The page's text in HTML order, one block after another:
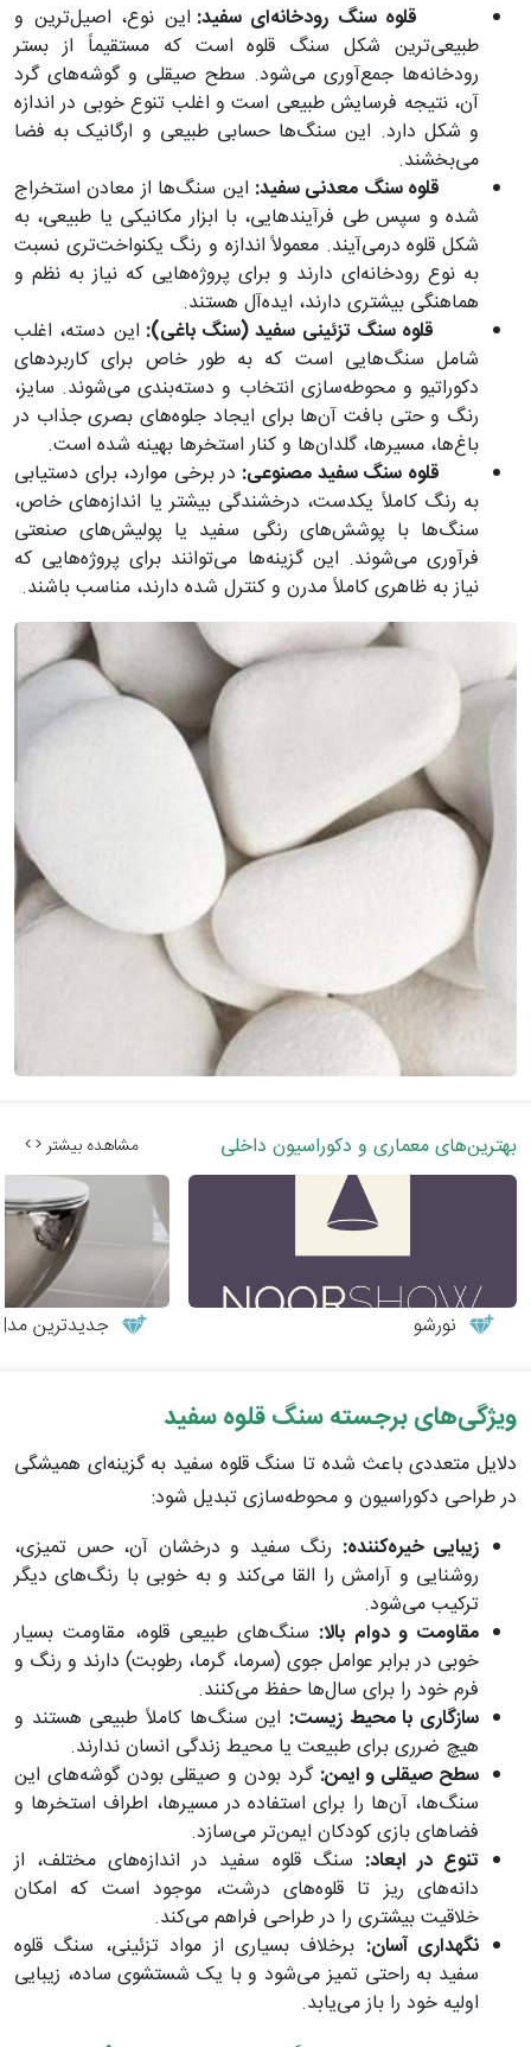
قلوه سنگ رودخانه‌ای سفید: این نوع، اصیل‌ترین و
طبیعی‌ترین شکل سنگ قلوه است که مستقیماً از بستر
رودخانه‌ها جمع‌آوری می‌شود. سطح صیقلی و گوشه‌های گرد
آن، نتیجه فرسایش طبیعی است و اغلب تنوع خوبی در اندازه
و شکل دارد. این سنگ‌ها حسابی طبیعی و ارگانیک به فضا
می‌بخشند.
قلوه سنگ معدنی سفید: این سنگ‌ها از معادن استخراج
شده و سپس طی فرآیندهایی، با ابزار مکانیکی یا طبیعی، به
شکل قلوه درمی‌آیند. معمولاً اندازه و رنگ یکنواخت‌تری نسبت
به نوع رودخانه‌ای دارند و برای پروژه‌هایی که نیاز به نظم و
هماهنگی بیشتری دارند، ایده‌آل هستند.
قلوه سنگ تزئینی سفید (سنگ باغی): این دسته، اغلب
شامل سنگ‌هایی است که به طور خاص برای کاربردهای
دکوراتیو و محوطه‌سازی انتخاب و دسته‌بندی می‌شوند. سایز،
رنگ و حتی بافت آن‌ها برای ایجاد جلوه‌های بصری جذاب در
باغ‌ها، مسیرها، گلدان‌ها و کنار استخرها بهینه شده است.
قلوه سنگ سفید مصنوعی: در برخی موارد، برای دستیابی
به رنگ کاملاً یکدست، درخشندگی بیشتر یا اندازه‌های خاص،
سنگ‌ها با پوشش‌های رنگی سفید یا پولیش‌های صنعتی
فرآوری می‌شوند. این گزینه‌ها می‌توانند برای پروژه‌هایی که
نیاز به ظاهری کاملاً مدرن و کنترل شده دارند، مناسب باشند.
بهترین‌های معماری و دکوراسیون داخلی مشاهده بیشتر
نورشو جدیدترین
ویژگی‌های برجسته سنگ قلوه سفید
دلایل متعددی باعث شده تا سنگ قلوه سفید به گزینه‌ای همیشگی
در طراحی دکوراسیون و محوطه‌سازی تبدیل شود:
زیبایی خیره‌کننده: رنگ سفید و درخشان آن، حس تمیزی،
روشنایی و آرامش را القا می‌کند و به خوبی با رنگ‌های دیگر
ترکیب می‌شود.
مقاومت و دوام بالا: سنگ‌های طبیعی قلوه، مقاومت بسیار
خوبی در برابر عوامل جوی (سرما، گرما، رطوبت) دارند و رنگ و
فرم خود را برای سال‌ها حفظ می‌کنند.
سازگاری با محیط زیست: این سنگ‌ها کاملاً طبیعی هستند و
هیچ ضرری برای طبیعت یا محیط زندگی انسان ندارند.
سطح صیقلی و ایمن: گرد بودن و صیقلی بودن گوشه‌های این
سنگ‌ها، آن‌ها را برای استفاده در مسیرها، اطراف استخرها و
فضاهای بازی کودکان ایمن‌تر می‌سازد.
تنوع در ابعاد: سنگ قلوه سفید در اندازه‌های مختلف، از
دانه‌های ریز تا قلوه‌های درشت، موجود است که امکان
خلاقیت بیشتری را در طراحی فراهم می‌کند.
نگهداری آسان: برخلاف بسیاری از مواد تزئینی، سنگ قلوه
سفید به راحتی تمیز می‌شود و با یک شستشوی ساده، زیبایی
اولیه خود را باز می‌یابد.